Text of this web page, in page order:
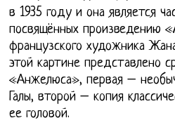
в 1935 году и она является
посвящённых произведению
французского художника
этой картине представлено
«Анжелюса», первая –
Галы, второй – копия
ее головой.